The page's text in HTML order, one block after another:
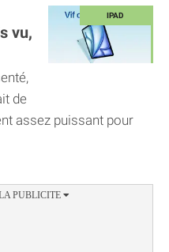
vu,
de
assez puissant pour